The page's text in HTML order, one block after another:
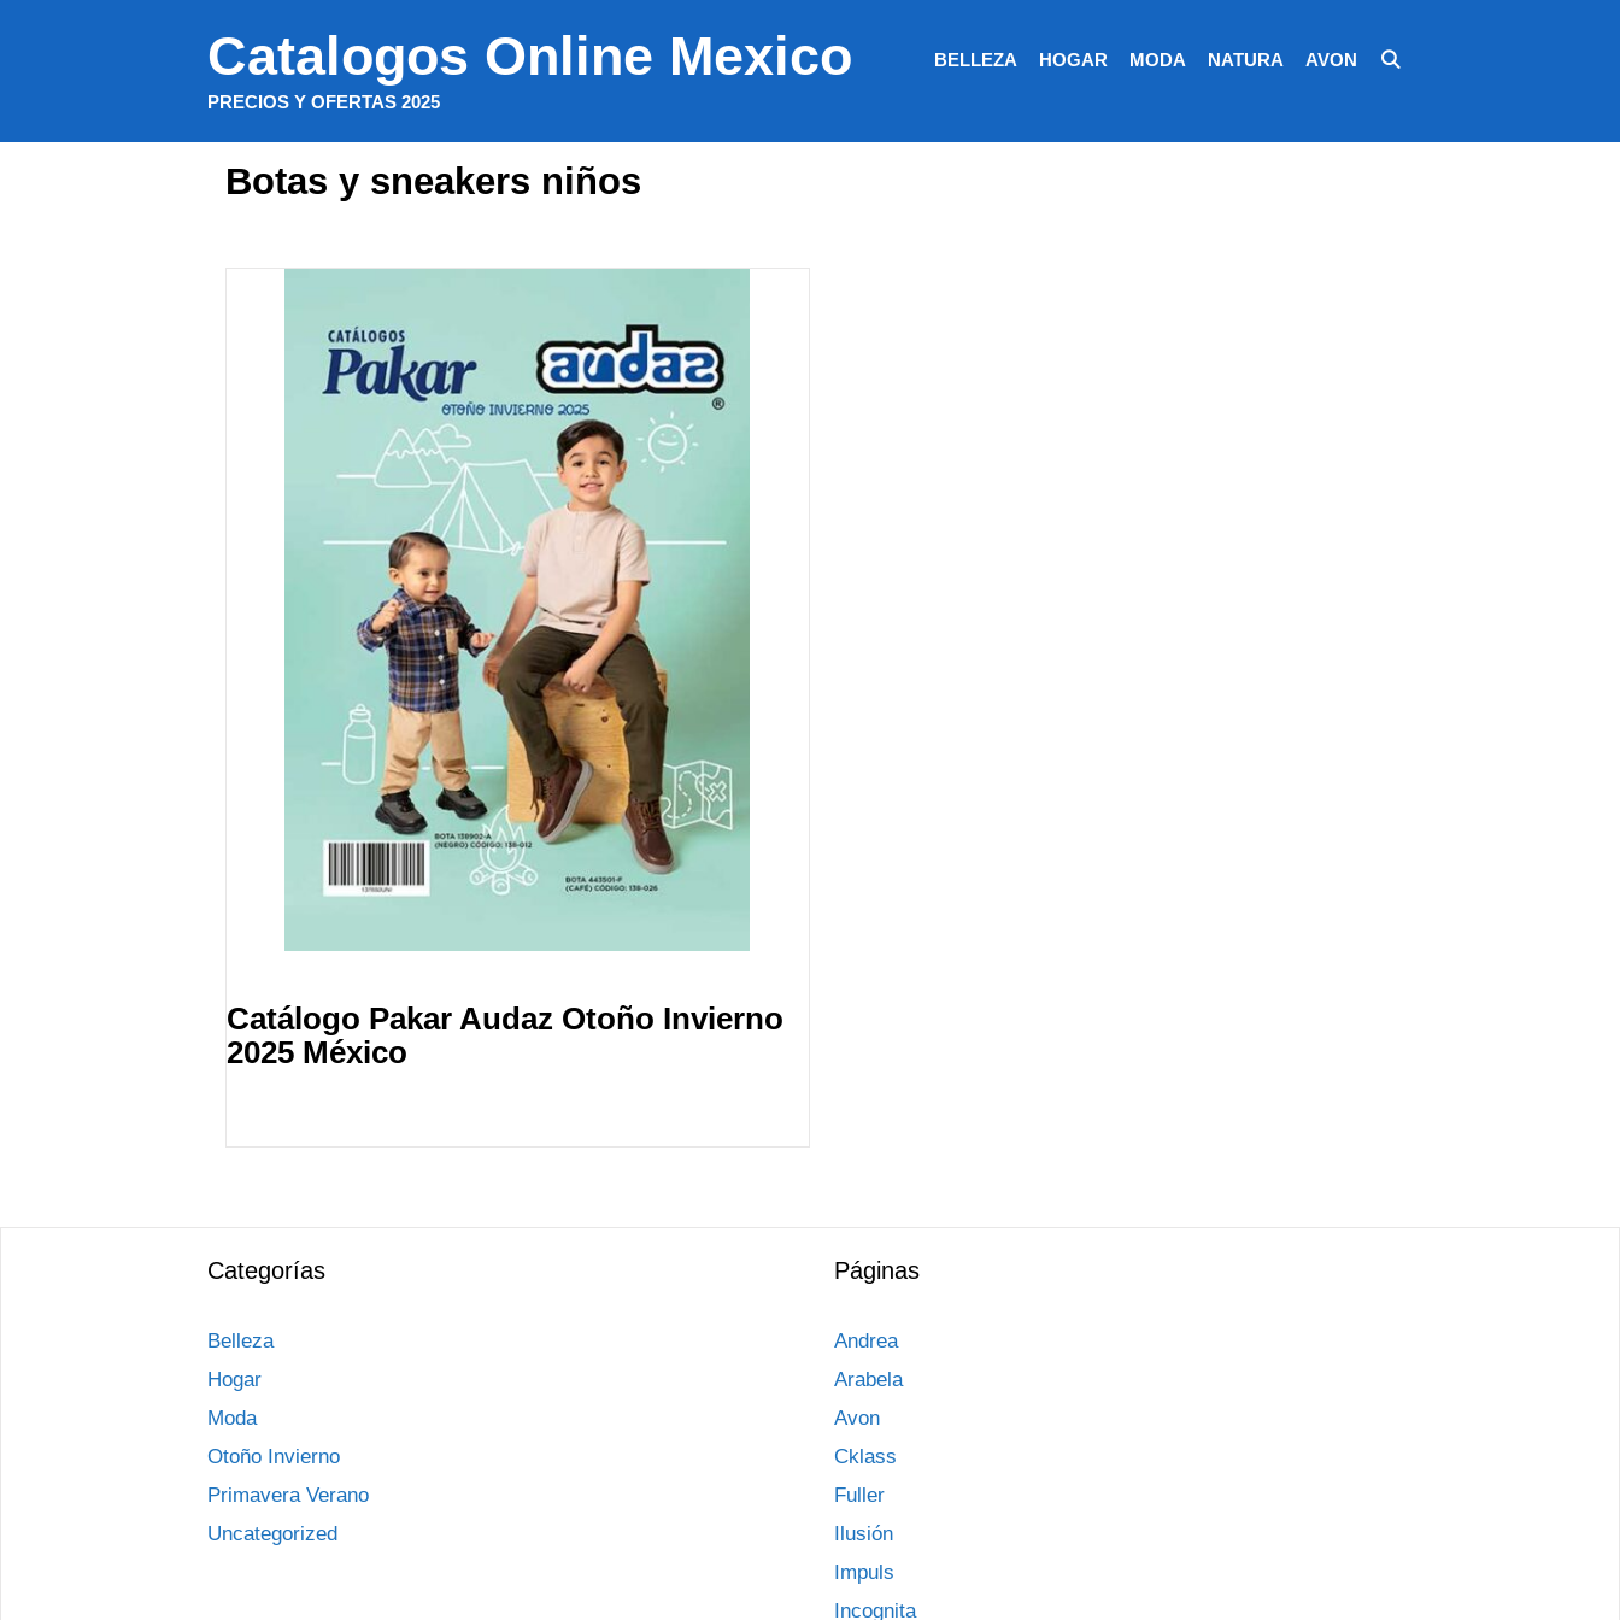
Catalogos Online Mexico
PRECIOS Y OFERTAS 2025
BELLEZA HOGAR MODA NATURA AVON
Botas y sneakers niños
Catálogo Pakar Audaz Otoño Invierno
2025 México
Categorías
Belleza
Hogar
Moda
Otoño Invierno
Primavera Verano
Uncategorized
Páginas
Andrea
Arabela
Avon
Cklass
Fuller
Ilusión
Impuls
Incognita